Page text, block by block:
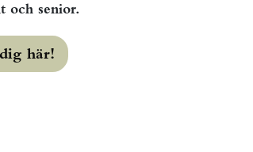
och senior.
här!